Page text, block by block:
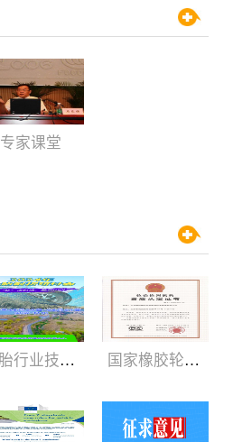
专家课堂
轮胎行业技术盛会:2024年轮胎剖析研讨会（05.29-06.01） 国家橡胶轮胎质检中心获CNAS、CMA新证书